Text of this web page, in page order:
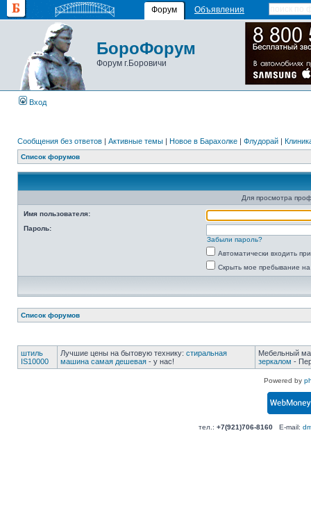
Форум Объявления
БороФорум
Форум г.Боровичи
Вход
Сообщения без ответов | Активные темы | Новое в Барахолке | Флудорай |
Список форумов
Для просмотра
Имя пользователя:
Пароль:
Забыли пароль?
Автоматически входить
Скрыть мое пребывание
Список форумов
штиль
IS10000
Лучшие цены на бытовую технику: стиральная
машина самая дешевая - у нас!
Мебельный
зеркалом -
Powered by
тел.: +7(921)706-8160E-mail: